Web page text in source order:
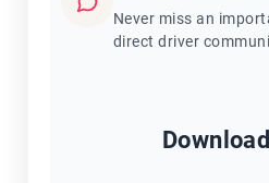
Never miss an
direct driver